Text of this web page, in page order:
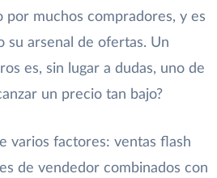
por muchos compradores, y es
su arsenal de ofertas. Un
es, sin lugar a dudas, uno de
un precio tan bajo?
varios factores: ventas flash
de vendedor combinados con